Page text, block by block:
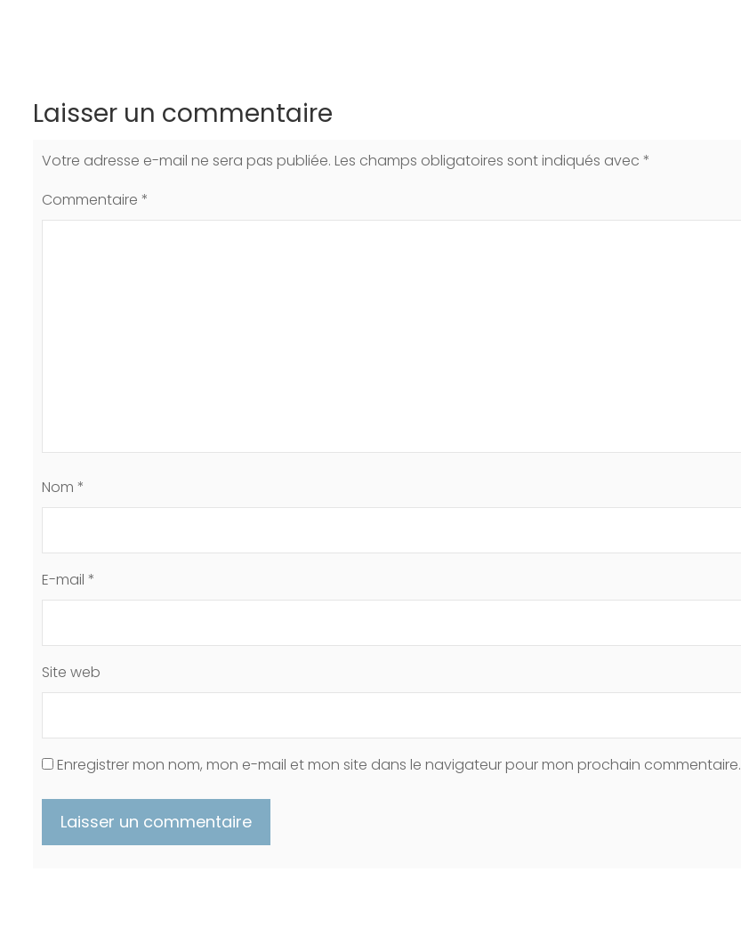
Laisser un commentaire
Votre adresse e-mail ne sera pas publiée. Les champs obligatoires sont indiqués avec *
Commentaire *
Nom *
E-mail *
Site web
Enregistrer mon nom, mon e-mail et mon site dans le navigateur pour mon prochain commentaire.